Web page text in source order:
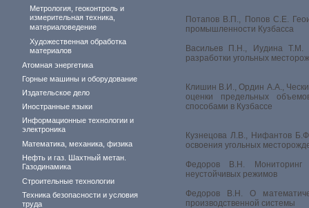
Метрология, геоконтроль и
измерительная техника,
материаловедение
Художественная обработка
материалов
Атомная энергетика
Горные машины и оборудование
Издательское дело
Иностранные языки
Информационные технологии и
электроника
Математика, механика, физика
Нефть и газ. Шахтный метан.
Газодинамика
Строительные технологии
Техника безопасности и условия
труда
Потапов В.П., Попов С.Е.
промышленности Кузбасса
Васильев П.Н., Иудина Т.М.
разработки угольных
Клишин В.И., Ордин А.А.,
оценки предельных
способами в Кузбассе
Кузнецова Л.В., Нифантов
освоения угольных
Федоров В.Н. Мониторинг
неустойчивых режимов
Федоров В.Н. О
производственной системы